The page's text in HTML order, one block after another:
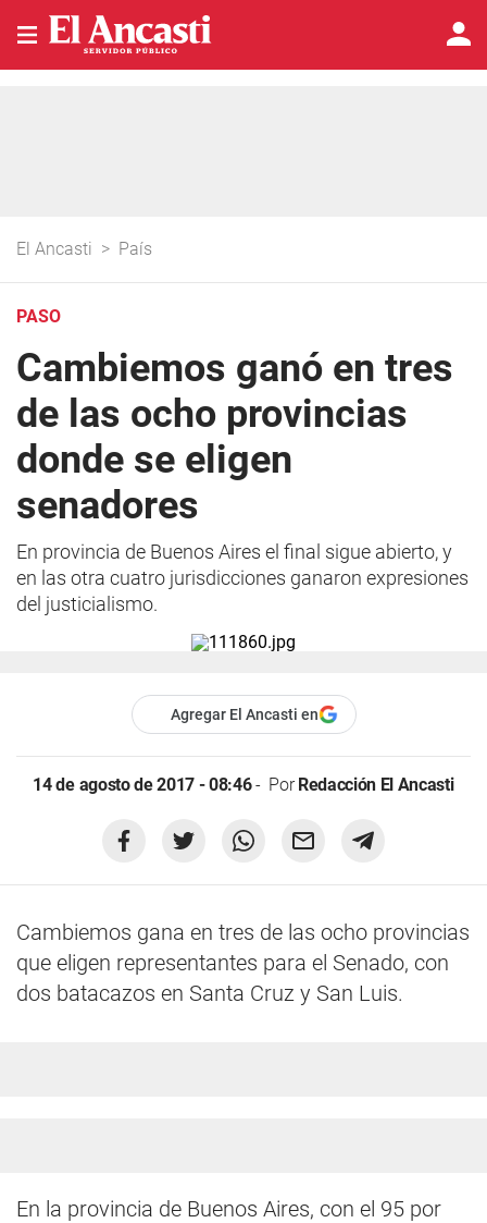
El Ancasti > País
PASO
Cambiemos ganó en tres
de las ocho provincias
donde se eligen
senadores
En provincia de Buenos Aires el final sigue abierto, y
en las otra cuatro jurisdicciones ganaron expresiones
del justicialismo.
Agregar El Ancasti en
14 de agosto de 2017 - 08:46 PorRedacción El Ancasti
Cambiemos gana en tres de las ocho provincias
que eligen representantes para el Senado, con
dos batacazos en Santa Cruz y San Luis.
En la provincia de Buenos Aires, con el 95 por